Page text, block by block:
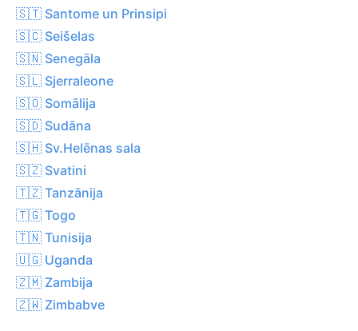
🇸🇹 Santome un Prinsipi
🇸🇨 Seišelas
🇸🇳 Senegāla
🇸🇱 Sjerraleone
🇸🇴 Somālija
🇸🇩 Sudāna
🇸🇭 Sv.Helēnas sala
🇸🇿 Svatini
🇹🇿 Tanzānija
🇹🇬 Togo
🇹🇳 Tunisija
🇺🇬 Uganda
🇿🇲 Zambija
🇿🇼 Zimbabve